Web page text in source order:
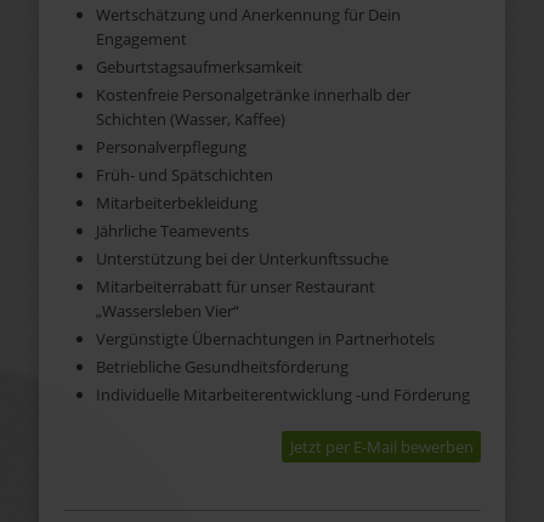
Wertschätzung und Anerkennung für Dein
Engagement
Geburtstagsaufmerksamkeit
Kostenfreie Personalgetränke innerhalb der
Schichten (Wasser, Kaffee)
Personalverpflegung
Früh- und Spätschichten
Mitarbeiterbekleidung
Jährliche Teamevents
Unterstützung bei der Unterkunftssuche
Mitarbeiterrabatt für unser Restaurant
„Wassersleben Vier“
Vergünstigte Übernachtungen in Partnerhotels
Betriebliche Gesundheitsförderung
Individuelle Mitarbeiterentwicklung -und Förderung
Jetzt per E-Mail bewerben